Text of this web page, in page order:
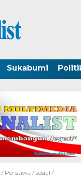
Sukabumi
/ Peristiwa / sosial /